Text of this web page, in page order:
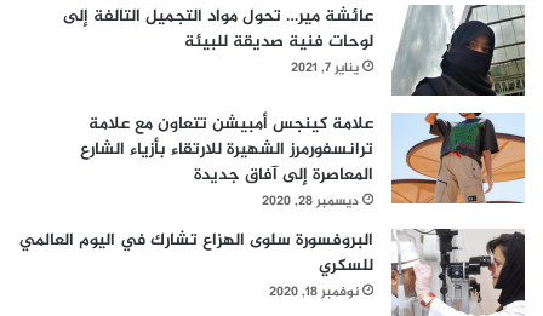
عائشة مير… تحول مواد التجميل التالفة إلى
لوحات فنية صديقة للبيئة
يناير 7, 2021
علامة كينجس أمبيشن تتعاون مع علامة
ترانسفورمرز الشهيرة للارتقاء بأزياء الشارع
المعاصرة إلى آفاق جديدة
ديسمبر 28, 2020
البروفسورة سلوى الهزاع تشارك في اليوم العالمي
للسكري
نوفمبر 18, 2020